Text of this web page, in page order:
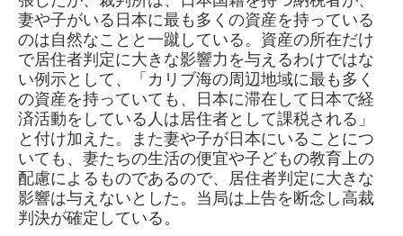
妻や子がいる日本に最も多くの資産を持っている
のは自然なことと一蹴している。資産の所在だけ
で居住者判定に大きな影響力を与えるわけではな
い例示として、「カリブ海の周辺地域に最も多く
の資産を持っていても、日本に滞在して日本で経
済活動をしている人は居住者として課税される」
と付け加えた。また妻や子が日本にいることにつ
いても、妻たちの生活の便宜や子どもの教育上の
配慮によるものであるので、居住者判定に大きな
影響は与えないとした。当局は上告を断念し高裁
判決が確定している。